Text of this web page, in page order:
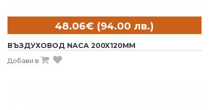
ВЪЗДУХОВОД NACA 200X120MM
Добави в